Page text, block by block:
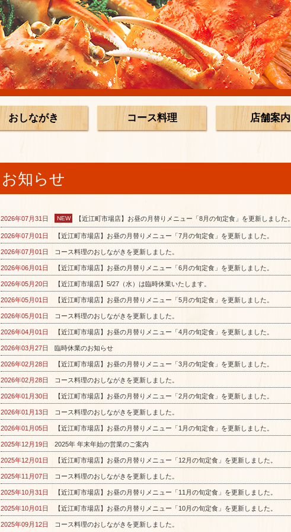
おしながき コース料理 店舗案内
お知らせ
NEW
2026年07月31日 【近江町市場店】お昼の月替りメニュー「8月の旬定食」を更新しました。
2026年07月01日 【近江町市場店】お昼の月替りメニュー「7月の旬定食」を更新しました。
2026年07月01日 コース料理のおしながきを更新しました。
2026年06月01日 【近江町市場店】お昼の月替りメニュー「6月の旬定食」を更新しました。
2026年05月20日 【近江町市場店】5/27（水）は臨時休業いたします。
2026年05月01日 【近江町市場店】お昼の月替りメニュー「5月の旬定食」を更新しました。
2026年05月01日 コース料理のおしながきを更新しました。
2026年04月01日 【近江町市場店】お昼の月替りメニュー「4月の旬定食」を更新しました。
2026年03月27日 臨時休業のお知らせ
2026年02月28日 【近江町市場店】お昼の月替りメニュー「3月の旬定食」を更新しました。
2026年02月28日 コース料理のおしながきを更新しました。
2026年01月30日 【近江町市場店】お昼の月替りメニュー「2月の旬定食」を更新しました。
2026年01月13日 コース料理のおしながきを更新しました。
2026年01月05日 【近江町市場店】お昼の月替りメニュー「1月の旬定食」を更新しました。
2025年12月19日 2025年 年末年始の営業のご案内
2025年12月01日 【近江町市場店】お昼の月替りメニュー「12月の旬定食」を更新しました。
2025年11月07日 コース料理のおしながきを更新しました。
2025年10月31日 【近江町市場店】お昼の月替りメニュー「11月の旬定食」を更新しました。
2025年10月01日 【近江町市場店】お昼の月替りメニュー「10月の旬定食」を更新しました。
2025年09月12日 コース料理のおしながきを更新しました。